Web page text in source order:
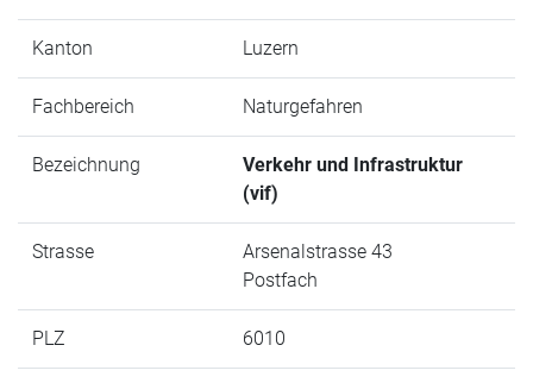
Kanton Luzern
Fachbereich Naturgefahren
Bezeichnung
Verkehr und Infrastruktur
(vif)
Strasse
Arsenalstrasse 43
Postfach
PLZ 6010